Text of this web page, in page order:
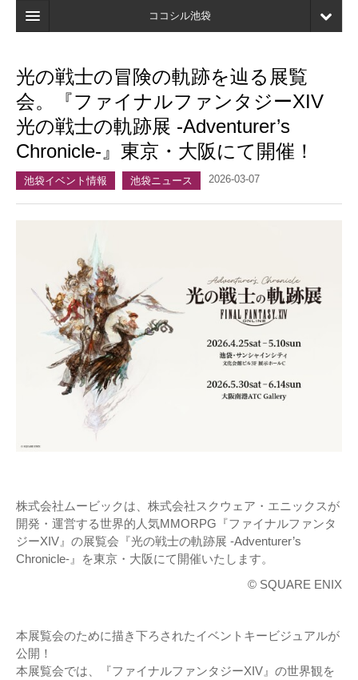
ココシル池袋
検索
店舗・施設最新情報
口コミ
マイページ
光の戦士の冒険の軌跡を辿る展覧
会。『ファイナルファンタジーXIV
光の戦士の軌跡展 -Adventurer’s
Chronicle-』東京・大阪にて開催！
池袋イベント情報 池袋ニュース 2026-03-07
株式会社ムービックは、株式会社スクウェア・エニックスが
開発・運営する世界的人気MMORPG『ファイナルファンタ
ジーXIV』の展覧会『光の戦士の軌跡展 -Adventurer’s
Chronicle-』を東京・大阪にて開催いたします。
© SQUARE ENIX
本展覧会のために描き下ろされたイベントキービジュアルが
公開！
本展覧会では、『ファイナルファンタジーXIV』の世界観を